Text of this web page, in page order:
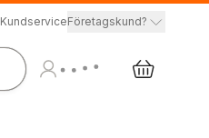
KundserviceFöretagskund?